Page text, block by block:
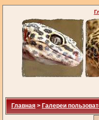
Главная > Галереи